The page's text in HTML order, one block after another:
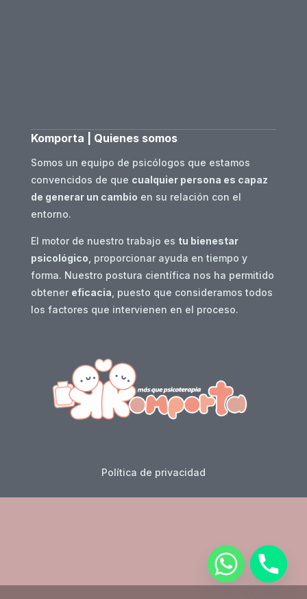
Komporta | Quienes somos
Somos un equipo de psicólogos que estamos
convencidos de que cualquier persona es capaz
de generar un cambio en su relación con el
entorno.
El motor de nuestro trabajo es tu bienestar
psicológico , proporcionar ayuda en tiempo y
forma. Nuestro postura científica nos ha permitido
obtener eficacia , puesto que consideramos todos
los factores que intervienen en el proceso.
Política de privacidad